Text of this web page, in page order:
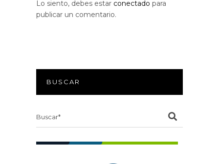
Lo siento, debes estar conectado para
publicar un comentario.
BUSCAR